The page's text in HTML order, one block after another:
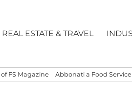
REAL ESTATE & TRAVEL
FS Magazine Abbonati a Food Service